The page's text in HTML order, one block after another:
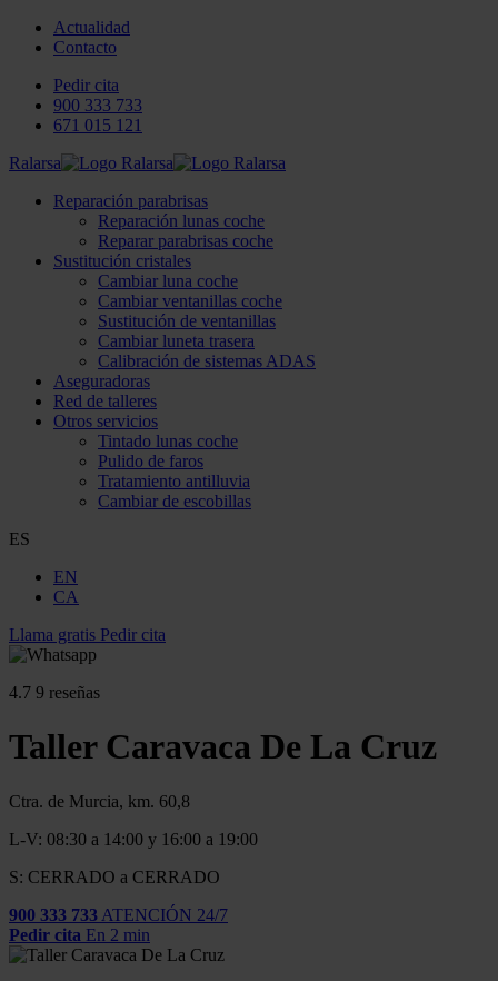
Actualidad
Contacto
Pedir cita
900 333 733
671 015 121
Ralarsa
Reparación parabrisas
Reparación lunas coche
Reparar parabrisas coche
Sustitución cristales
Cambiar luna coche
Cambiar ventanillas coche
Sustitución de ventanillas
Cambiar luneta trasera
Calibración de sistemas ADAS
Aseguradoras
Red de talleres
Otros servicios
Tintado lunas coche
Pulido de faros
Tratamiento antilluvia
Cambiar de escobillas
ES
EN
CA
Llama gratis Pedir cita
4.7 9 reseñas
Taller Caravaca De La Cruz
Ctra. de Murcia, km. 60,8
L-V: 08:30 a 14:00 y 16:00 a 19:00
S: CERRADO a CERRADO
900 333 733 ATENCIÓN 24/7
Pedir cita En 2 min